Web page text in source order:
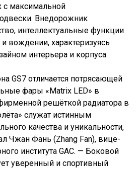
с максимальной
Внедорожник
интеллектуальные функции
вождении, характеризуясь
интерьера и корпуса.
GS7 отличается потрясающей
фары «Matrix LED» в
решёткой радиатора в
служат истинным
качества и уникальности,
Чжан Фань (Zhang Fan), вице-
института GAC. — Боковой
уверенный и спортивный